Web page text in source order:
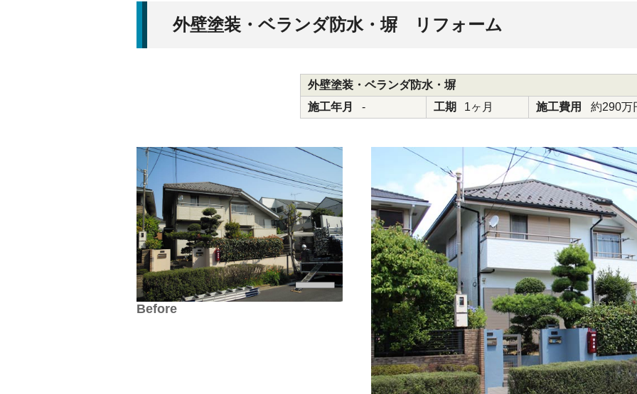
外壁塗装・ベランダ防水・塀 リフォーム
外壁塗装・ベランダ防水・塀
施工年月
- 工期 1ヶ月 施工費用 約290万
Before